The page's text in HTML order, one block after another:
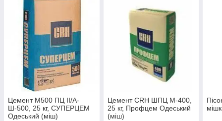
Цемент М500 ПЦ II/А-
Ш-500, 25 кг, СУПЕРЦЕМ
Одеський (міш)
Цемент CRH ШПЦ М-400,
25 кг, Профцем Одеський
(міш)